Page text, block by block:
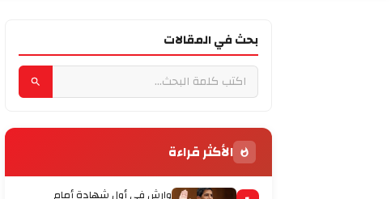
بحث في المقالات
الأكثر قراءة
وارش في أول شهادة أمام